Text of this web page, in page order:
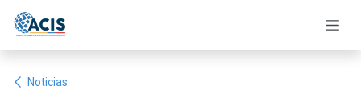
Noticias